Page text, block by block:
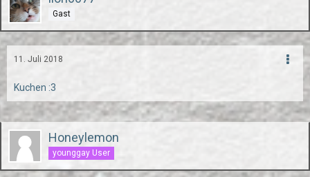
Gast
11. Juli 2018
Kuchen :3
Honeylemon
younggay User